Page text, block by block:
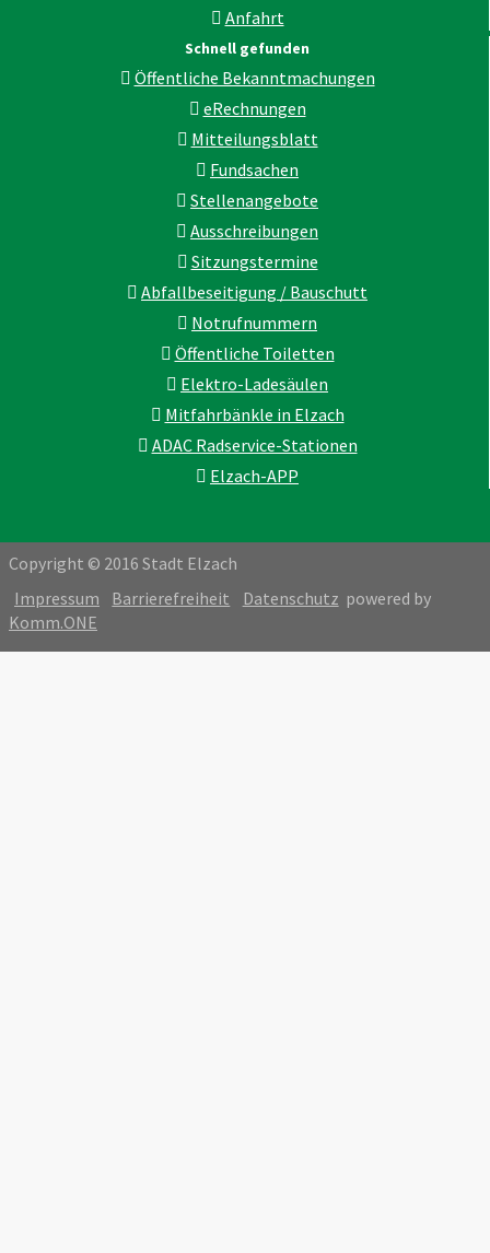
Anfahrt
Schnell gefunden
Öffentliche Bekanntmachungen
eRechnungen
Mitteilungsblatt
Fundsachen
Stellenangebote
Ausschreibungen
Sitzungstermine
Abfallbeseitigung / Bauschutt
Notrufnummern
Öffentliche Toiletten
Elektro-Ladesäulen
Mitfahrbänkle in Elzach
ADAC Radservice-Stationen
Elzach-APP
Copyright © 2016 Stadt Elzach
Impressum
Barrierefreiheit Datenschutz powered by
Komm.ONE